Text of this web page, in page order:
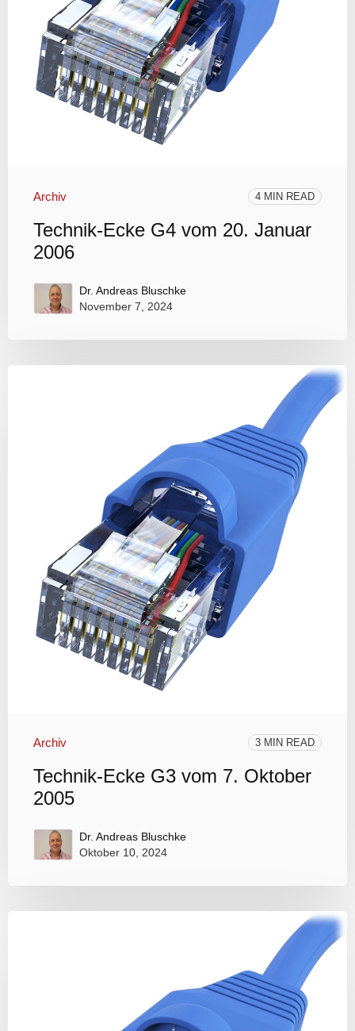
Archiv 4 MIN READ
Technik-Ecke G4 vom 20. Januar
2006
Dr. Andreas Bluschke
November 7, 2024
Archiv 3 MIN READ
Technik-Ecke G3 vom 7. Oktober
2005
Dr. Andreas Bluschke
Oktober 10, 2024